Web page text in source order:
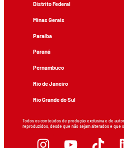
Distrito Federal
Minas Gerais
Paraíba
Paraná
Pernambuco
Rio de Janeiro
Rio Grande do Sul
Todos os conteúdos de produção exclusiva e de
reproduzidos, desde que não sejam alterados e que